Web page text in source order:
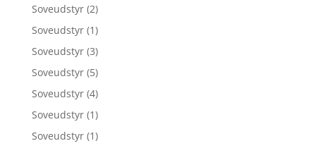
Soveudstyr (2)
Soveudstyr (1)
Soveudstyr (3)
Soveudstyr (5)
Soveudstyr (4)
Soveudstyr (1)
Soveudstyr (1)